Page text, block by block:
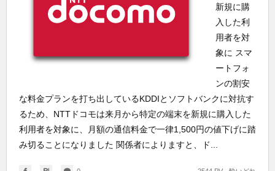
新規に購
入した利
用者を対
象に スマ
ートフォ
ンの割安
な料金プランを打ち出しているKDDIとソフトバンクに対抗す
るため、NTTドコモは来月から特定の端末を新規に購入した
利用者を対象に、月額の通信料金で一律1,500円の値下げに踏
み切ることになりました 関係者によりますと、ド...